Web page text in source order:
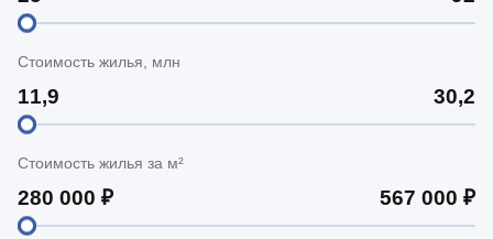
Стоимость жилья, млн
Стоимость жилья за м²